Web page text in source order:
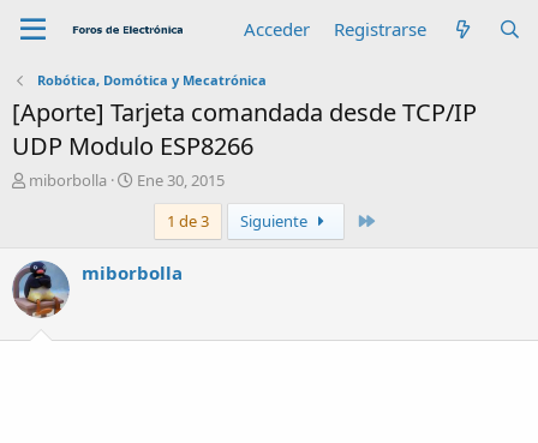
Acceder Registrarse
Robótica, Domótica y Mecatrónica
[Aporte] Tarjeta comandada desde TCP/IP
UDP Modulo ESP8266
A
r
miborbolla
F
a
d
Ene 30, 2015
1 de 3
Siguiente
miborbolla